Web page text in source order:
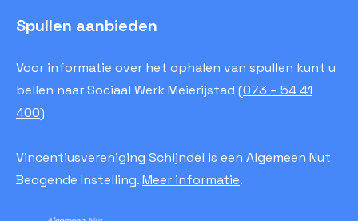
Spullen aanbieden
Voor informatie over het ophalen van spullen kunt u
bellen naar Sociaal Werk Meierijstad (073 – 54 41
400)
Vincentiusvereniging Schijndel is een Algemeen Nut
Beogende Instelling.Meer informatie.